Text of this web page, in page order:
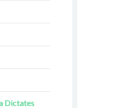
Dictates